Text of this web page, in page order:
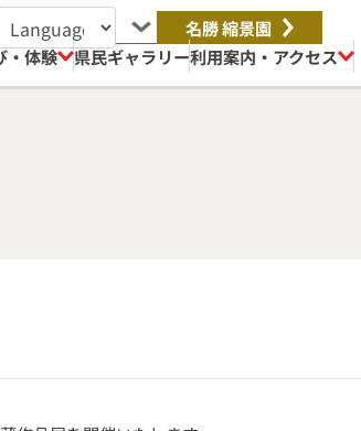
名勝 縮景園
・体験 県民ギャラリー利用案内・アクセス